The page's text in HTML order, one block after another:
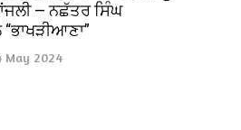
— ਨਛੱਤਰ ਸਿੰਘ
May 2024